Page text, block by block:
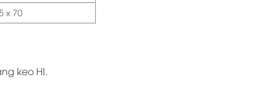
x 70
keo HI.